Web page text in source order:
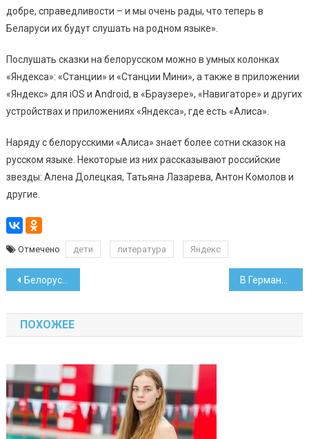
добре, справедливости – и мы очень рады, что теперь в
Беларуси их будут слушать на родном языке».
Послушать сказки на белорусском можно в умных колонках
«Яндекса»: «Станции» и «Станции Мини», а также в приложении
«Яндекс» для iOS и Android, в «Браузере», «Навигаторе» и других
устройствах и приложениях «Яндекса», где есть «Алиса».
Наряду с белорусскими «Алиса» знает более сотни сказок на
русском языке. Некоторые из них рассказывают российские
звезды: Алена Долецкая, Татьяна Лазарева, Антон Комолов и
другие.
Отмечено дети литература Яндекс
Навигация
по
записям
Белорус задел фурой навес в немецкой земле Гессен
ПОХОЖЕЕ